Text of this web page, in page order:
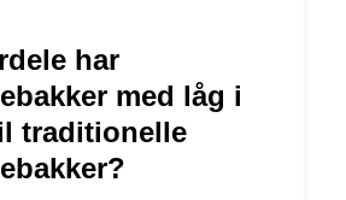
har
med låg i
traditionelle